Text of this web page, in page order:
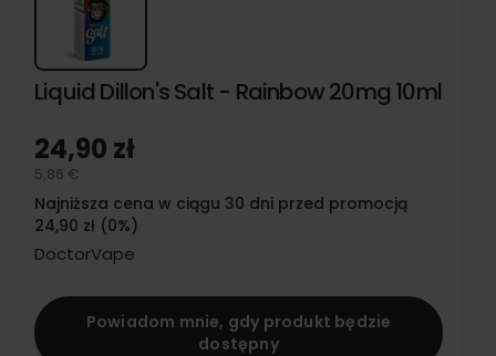
Liquid Dillon's Salt - Rainbow 20mg 10ml
24,90 zł
5,86 €
Najniższa cena w ciągu 30 dni przed promocją
24,90 zł (0%)
DoctorVape
Powiadom mnie, gdy produkt będzie
dostępny